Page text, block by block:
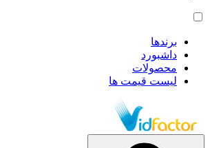
برندها
داشبورد
محصولات
لیست قیمت ها